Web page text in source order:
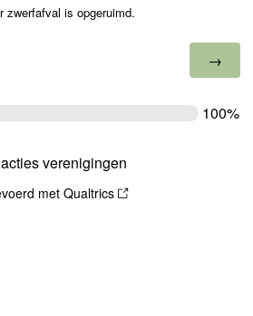
zwerfafval is opgeruimd.
100%
verenigingen
met Qualtrics